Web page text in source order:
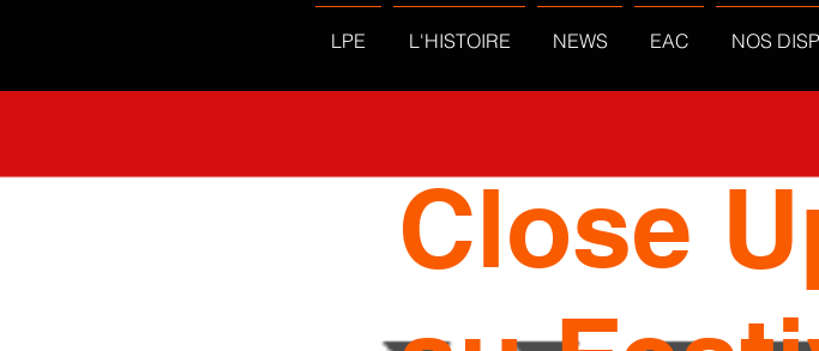
LPE L'HISTOIRE NEWS EAC NOS
Close